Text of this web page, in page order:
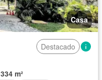
Casa
Destacado
334 m²